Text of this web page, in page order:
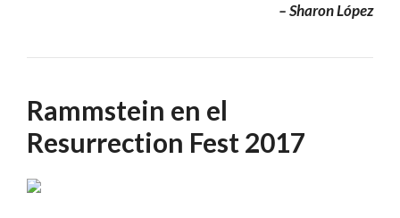
– Sharon López
Rammstein en el
Resurrection Fest 2017